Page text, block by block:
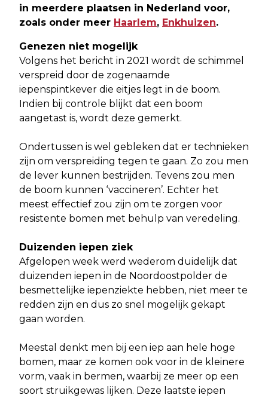
in meerdere plaatsen in Nederland voor,
zoals onder meer Haarlem, Enkhuizen.
Genezen niet mogelijk
Volgens het bericht in 2021 wordt de schimmel
verspreid door de zogenaamde
iepenspintkever die eitjes legt in de boom.
Indien bij controle blijkt dat een boom
aangetast is, wordt deze gemerkt.
Ondertussen is wel gebleken dat er technieken
zijn om verspreiding tegen te gaan. Zo zou men
de lever kunnen bestrijden. Tevens zou men
de boom kunnen ‘vaccineren’. Echter het
meest effectief zou zijn om te zorgen voor
resistente bomen met behulp van veredeling.
Duizenden iepen ziek
Afgelopen week werd wederom duidelijk dat
duizenden iepen in de Noordoostpolder de
besmettelijke iepenziekte hebben, niet meer te
redden zijn en dus zo snel mogelijk gekapt
gaan worden.
Meestal denkt men bij een iep aan hele hoge
bomen, maar ze komen ook voor in de kleinere
vorm, vaak in bermen, waarbij ze meer op een
soort struikgewas lijken. Deze laatste iepen